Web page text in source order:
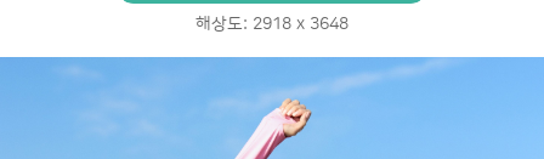
해상도: 2918 x 3648